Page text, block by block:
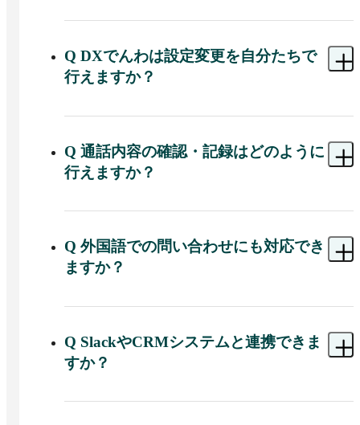
A 既存の電話番号はキャリアの電話転送サービス
事や機器設置は不要です。
Q DXでんわは設定変更を自分たちで
行えますか？
A 管理画面は直感的な操作性を重視した設計で、
ーや転送先などを変更できます。時間帯・曜日別
の設定切り替えや部門ごとのカスタマイズにも対
応しています。
Q 通話内容の確認・記録はどのように
行えますか？
A すべての通話はAIによって自動録音・文字起こ
何を話したかを区別して記録でき、音声ファイル
を聞かずにテキストで対応内容を把握できます。
Q 外国語での問い合わせにも対応でき
ますか？
A 日本語を含む約40言語の音声認識に対応してお
ド対応や訪日外国人からの問い合わせが発生する
場面での活用が想定されています。
Q SlackやCRMシステムと連携できま
すか？
A Slack・Chatwork・Microsoft Teamsへの通知連携